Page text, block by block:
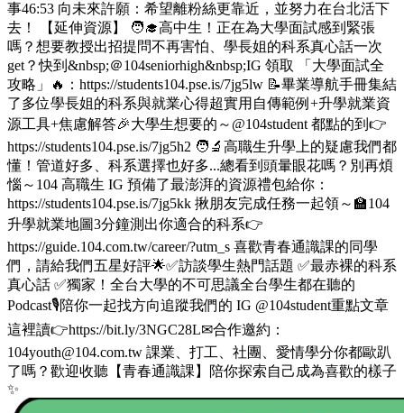
事46:53 向未來許願：希望離粉絲更靠近，並努力在台北活下
去！ 【延伸資源】 🧑‍🎓高中生！正在為大學面試感到緊張
嗎？想要教授出招提問不再害怕、學長姐的科系真心話一次
get？快到&nbsp;＠104seniorhigh&nbsp;IG 領取 「大學面試全
攻略」🔥：https://students104.pse.is/7jg5lw 📝畢業導航手冊集結
了多位學長姐的科系與就業心得超實用自傳範例+升學就業資
源工具+焦慮解答🎉大學生想要的～@104student 都點的到👉
https://students104.pse.is/7jg5h2 🧑‍🔬高職生升學上的疑慮我們都
懂！管道好多、科系選擇也好多...總看到頭暈眼花嗎？別再煩
惱～104 高職生 IG 預備了最澎湃的資源禮包給你：
https://students104.pse.is/7jg5kk 揪朋友完成任務一起領～🏫104
升學就業地圖3分鐘測出你適合的科系👉
https://guide.104.com.tw/career/?utm_s 喜歡青春通識課的同學
們，請給我們五星好評🌟✅訪談學生熱門話題 ✅最赤裸的科系
真心話 ✅獨家！全台大學的不可思議全台學生都在聽的
Podcast🎙️陪你一起找方向追蹤我們的 IG @104student重點文章
這裡讀👉https://bit.ly/3NGC28L✉合作邀約：
104youth@104.com.tw 課業、打工、社團、愛情學分你都歐趴
了嗎？歡迎收聽【青春通識課】陪你探索自己成為喜歡的樣子
✨